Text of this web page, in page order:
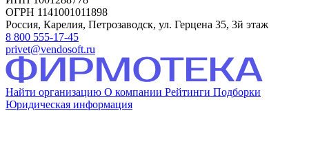
ОГРН 1141001011898
Россия, Карелия, Петрозаводск, ул. Герцена 35, 3й этаж
8 800 555-17-45
privet@vendosoft.ru
Найти организацию О компании Рейтинги Подборки
Юридическая информация